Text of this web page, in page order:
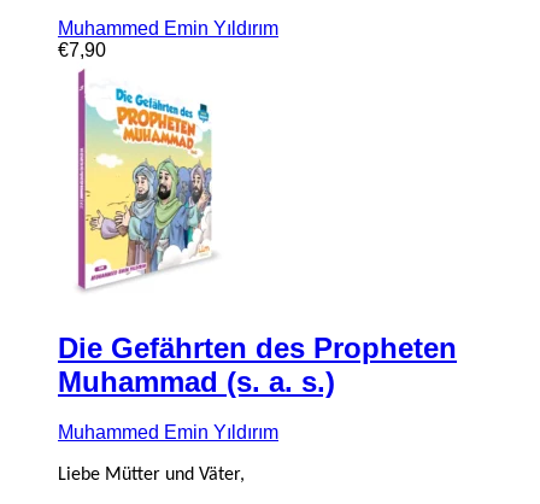
Muhammed Emin Yıldırım
€7,90
Die Gefährten des Propheten
Muhammad (s. a. s.)
Muhammed Emin Yıldırım
Liebe Mütter und Väter,